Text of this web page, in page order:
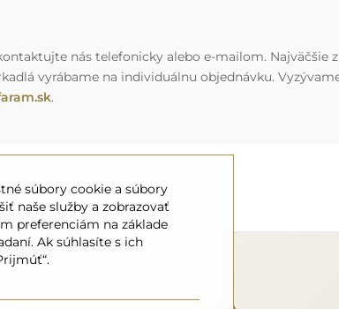
nás telefonicky alebo e-mailom. Najväčšie
vyrábame na individuálnu objednávku.
.
súbory cookie a súbory
naše služby a zobrazovať
preferenciám na základe
Ak súhlasíte s ich